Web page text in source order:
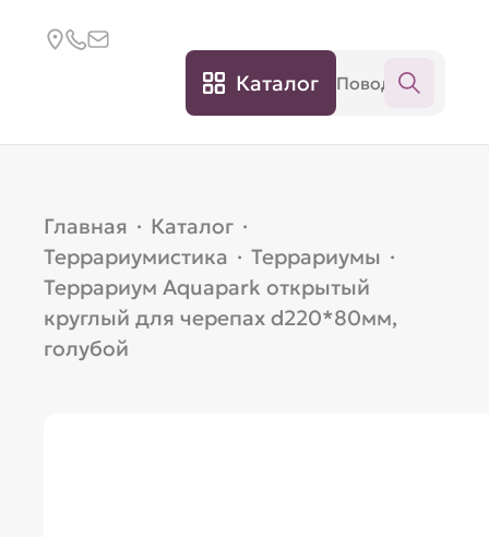
Каталог
Главная · Каталог ·
Террариумистика · Террариумы ·
Террариум Aquapark открытый
круглый для черепах d220*80мм,
голубой